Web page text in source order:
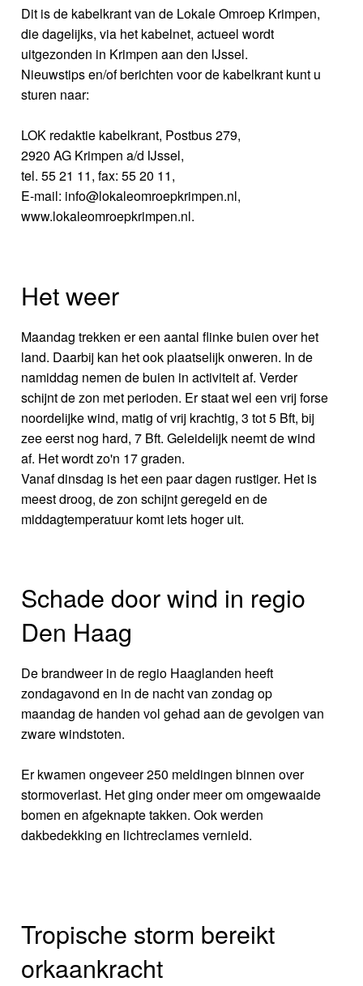
Dit is de kabelkrant van de Lokale Omroep Krimpen,
die dagelijks, via het kabelnet, actueel wordt
uitgezonden in Krimpen aan den IJssel.
Nieuwstips en/of berichten voor de kabelkrant kunt u
sturen naar:
LOK redaktie kabelkrant, Postbus 279,
2920 AG Krimpen a/d IJssel,
tel. 55 21 11, fax: 55 20 11,
E-mail: info@lokaleomroepkrimpen.nl,
www.lokaleomroepkrimpen.nl.
Het weer
Maandag trekken er een aantal flinke buien over het
land. Daarbij kan het ook plaatselijk onweren. In de
namiddag nemen de buien in activiteit af. Verder
schijnt de zon met perioden. Er staat wel een vrij forse
noordelijke wind, matig of vrij krachtig, 3 tot 5 Bft, bij
zee eerst nog hard, 7 Bft. Geleidelijk neemt de wind
af. Het wordt zo'n 17 graden.
Vanaf dinsdag is het een paar dagen rustiger. Het is
meest droog, de zon schijnt geregeld en de
middagtemperatuur komt iets hoger uit.
Schade door wind in regio
Den Haag
De brandweer in de regio Haaglanden heeft
zondagavond en in de nacht van zondag op
maandag de handen vol gehad aan de gevolgen van
zware windstoten.
Er kwamen ongeveer 250 meldingen binnen over
stormoverlast. Het ging onder meer om omgewaaide
bomen en afgeknapte takken. Ook werden
dakbedekking en lichtreclames vernield.
Tropische storm bereikt
orkaankracht